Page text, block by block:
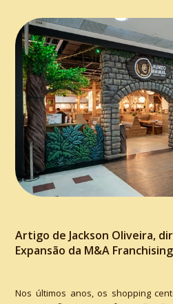
Artigo de Jackson Oliveira,
Expansão da M&A
Nos últimos anos, os shopping